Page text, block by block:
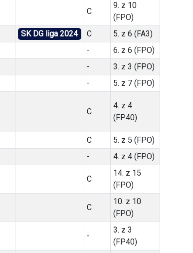
C
9. z 10
(FPO)
SK DG liga 2024 C
5. z 6 (FA3)
-
6. z 6 (FPO)
-
3. z 3 (FPO)
- 5. z 7 (FPO)
C
4. z 4
(FP40)
C
5. z 5 (FPO)
- 4. z 4 (FPO)
C
14. z 15
(FPO)
C
10. z 10
(FPO)
-
3. z 3
(FP40)